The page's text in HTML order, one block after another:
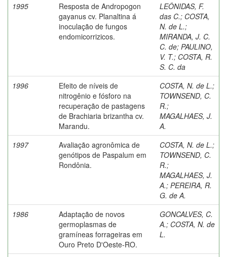
1995
Resposta de Andropogon
gayanus cv. Planaltina á
inoculação de fungos
endomicorrizicos.
LEÔNIDAS, F.
das C.; COSTA,
N. de L.;
MIRANDA, J. C.
C. de; PAULINO,
V. T.; COSTA, R.
S. C. da
1996
Efeito de níveis de
nitrogênio e fósforo na
recuperação de pastagens
de Brachiaria brizantha cv.
Marandu.
COSTA, N. de L.;
TOWNSEND, C.
R.;
MAGALHAES, J.
A.
1997
Avaliação agronômica de
genótipos de Paspalum em
Rondônia.
COSTA, N. de L.;
TOWNSEND, C.
R.;
MAGALHAES, J.
A.; PEREIRA, R.
G. de A.
1986
Adaptação de novos
germoplasmas de
gramíneas forrageiras em
Ouro Preto D'Oeste-RO.
GONCALVES, C.
A.; COSTA, N. de
L.